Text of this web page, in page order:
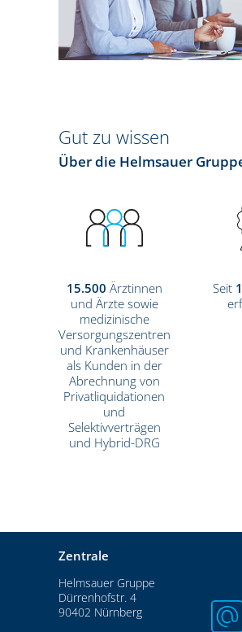
Gut zu wissen
Über die Helmsauer
15.500 Ärztinnen
und Ärzte sowie
medizinische
Versorgungszentren
und Krankenhäuser
als Kunden in der
Abrechnung von
Privatliquidationen
und
Selektivverträgen
und Hybrid-DRG
Seit
Zentrale
Helmsauer Gruppe
Dürrenhofstr. 4
90402 Nürnberg